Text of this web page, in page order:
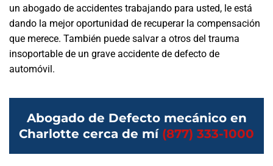
un abogado de accidentes trabajando para usted, le está
dando la mejor oportunidad de recuperar la compensación
que merece. También puede salvar a otros del trauma
insoportable de un grave accidente de defecto de
automóvil.
Abogado de Defecto mecánico en
Charlotte cerca de mí (877) 333-1000